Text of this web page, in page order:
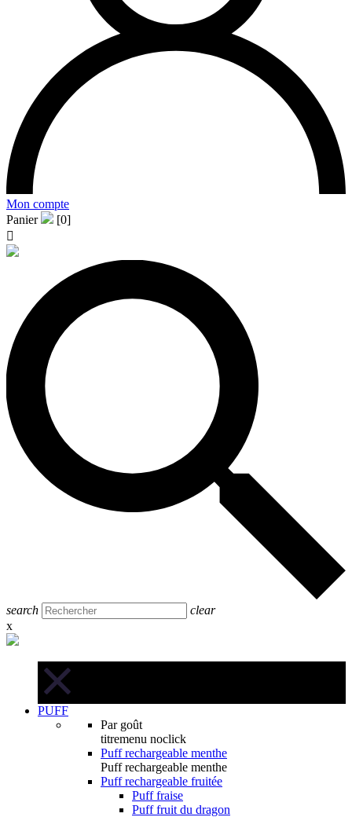
Mon compte
Panier
[0]

search
clear
x
PUFF
Par goût
titremenu noclick
Puff rechargeable menthe
Puff rechargeable menthe
Puff rechargeable fruitée
Puff fraise
Puff fruit du dragon